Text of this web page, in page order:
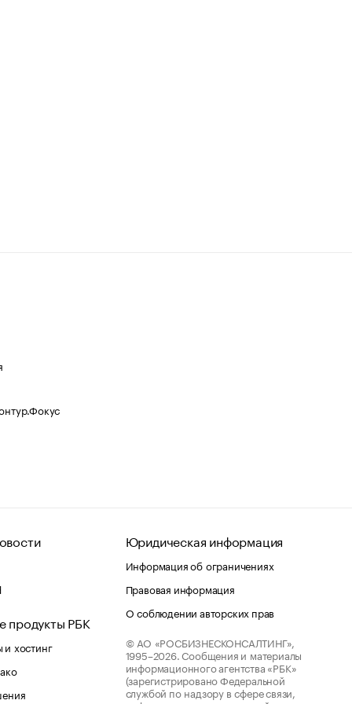
продукты РБК
хостинг
Юридическая информация
Информация об ограничениях
Правовая информация
О соблюдении авторских прав
© АО «РОСБИЗНЕСКОНСАЛТИНГ»,
1995–2026. Сообщения и материалы
информационного агентства «РБК»
(зарегистрировано Федеральной
службой по надзору в сфере связи,